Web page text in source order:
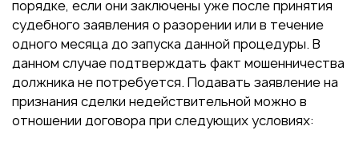
порядке, если они заключены уже после принятия
судебного заявления о разорении или в течение
одного месяца до запуска данной процедуры. В
данном случае подтверждать факт мошенничества
должника не потребуется. Подавать заявление на
признания сделки недействительной можно в
отношении договора при следующих условиях: